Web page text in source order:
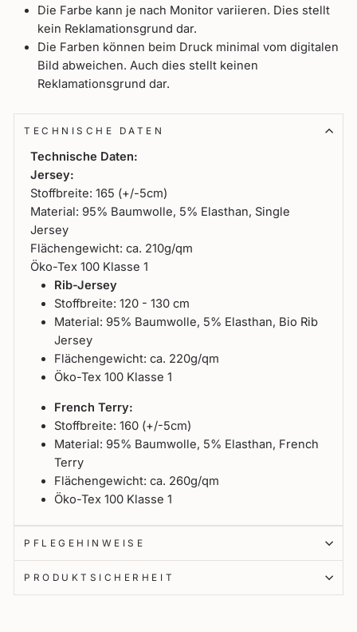
Die Farbe kann je nach Monitor variieren. Dies stellt
kein Reklamationsgrund dar.
Die Farben können beim Druck minimal vom digitalen
Bild abweichen. Auch dies stellt keinen
Reklamationsgrund dar.
TECHNISCHE DATEN
Technische Daten:
Jersey:
Stoffbreite: 165 (+/-5cm)
Material: 95% Baumwolle, 5% Elasthan, Single
Jersey
Flächengewicht: ca. 210g/qm
Öko-Tex 100 Klasse 1
Rib-Jersey
Stoffbreite: 120 - 130 cm
Material: 95% Baumwolle, 5% Elasthan, Bio Rib
Jersey
Flächengewicht: ca. 220g/qm
Öko-Tex 100 Klasse 1
French Terry:
Stoffbreite: 160 (+/-5cm)
Material: 95% Baumwolle, 5% Elasthan, French
Terry
Flächengewicht: ca. 260g/qm
Öko-Tex 100 Klasse 1
PFLEGEHINWEISE
PRODUKTSICHERHEIT